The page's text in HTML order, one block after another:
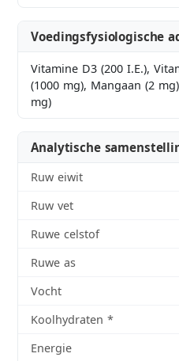
Voedingsfysiologische
Vitamine D3 (200 I.E.),
(1000 mg), Mangaan (2
mg)
Analytische
Ruw eiwit
Ruw vet
Ruwe celstof
Ruwe as
Vocht
Koolhydraten *
Energie